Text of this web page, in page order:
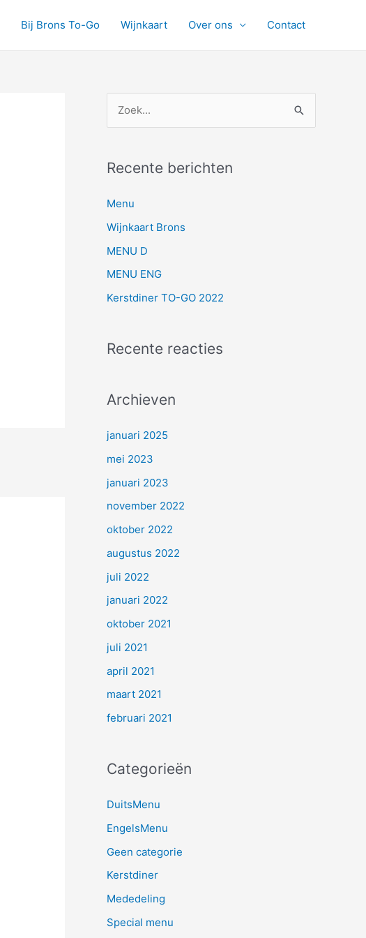
Bij Brons To-Go Wijnkaart Over ons Contact
k
n
r
:
Recente berichten
Menu
Wijnkaart Brons
MENU D
MENU ENG
Kerstdiner TO-GO 2022
Recente reacties
Archieven
januari 2025
mei 2023
januari 2023
november 2022
oktober 2022
augustus 2022
juli 2022
januari 2022
oktober 2021
juli 2021
april 2021
maart 2021
februari 2021
Categorieën
DuitsMenu
EngelsMenu
Geen categorie
Kerstdiner
Mededeling
Special menu